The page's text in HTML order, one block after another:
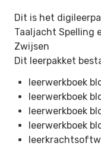
Dit is het
Taaljacht Spelling
Zwijsen
Dit leerpakket
leerwerkboek
leerwerkboek
leerwerkboek
leerwerkboek